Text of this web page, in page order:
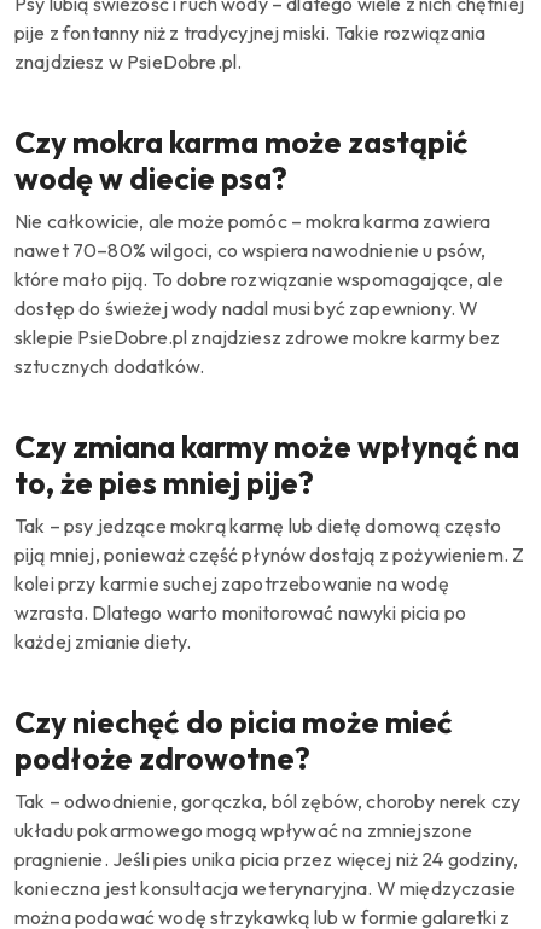
pije z fontanny niż z tradycyjnej miski. Takie rozwiązania
znajdziesz w PsieDobre.pl.
Czy mokra karma może zastąpić
wodę w diecie psa?
Nie całkowicie, ale może pomóc – mokra karma zawiera
nawet 70–80% wilgoci, co wspiera nawodnienie u psów,
które mało piją. To dobre rozwiązanie wspomagające, ale
dostęp do świeżej wody nadal musi być zapewniony. W
sklepie PsieDobre.pl znajdziesz zdrowe mokre karmy bez
sztucznych dodatków.
Czy zmiana karmy może wpłynąć na
to, że pies mniej pije?
Tak – psy jedzące mokrą karmę lub dietę domową często
piją mniej, ponieważ część płynów dostają z pożywieniem. Z
kolei przy karmie suchej zapotrzebowanie na wodę
wzrasta. Dlatego warto monitorować nawyki picia po
każdej zmianie diety.
Czy niechęć do picia może mieć
podłoże zdrowotne?
Tak – odwodnienie, gorączka, ból zębów, choroby nerek czy
układu pokarmowego mogą wpływać na zmniejszone
pragnienie. Jeśli pies unika picia przez więcej niż 24 godziny,
konieczna jest konsultacja weterynaryjna. W międzyczasie
można podawać wodę strzykawką lub w formie galaretki z